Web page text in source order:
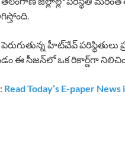
హీట్‌వేవ్ పరిస్థితులు
ఈ సీజన్‌లో ఒక రికార్డ్‌గా
Read Today’s E-paper News